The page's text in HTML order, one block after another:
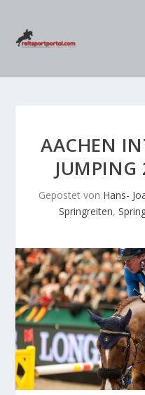
AACHEN
Gepostet von Hans-
Springreiten,